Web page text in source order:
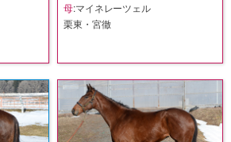
母:マイネレーツェル
栗東・宮徹